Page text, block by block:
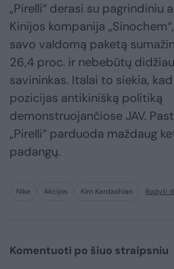
„Pirelli“ derasi su pagrindiniu
Kinijos kompanija
savo valdomą paketą
26,4 proc. ir nebebūtų
savininkas. Italai to siekia,
pozicijas antikinišką politiką
demonstruojančiose JAV.
„Pirelli“ parduoda maždaug
padangų.
Nike Akcijos Kim Kardashian Rodyti
Komentuoti po šiuo straipsniu